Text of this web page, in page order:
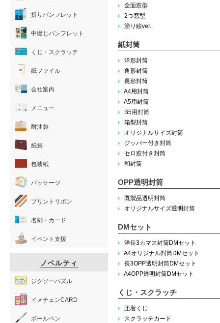
全面窓型
2つ窓型
塗り絵ver.
紙封筒
洋形封筒
角形封筒
長形封筒
A4用封筒
A5用封筒
B5用封筒
箱型封筒
オリジナルサイズ封筒
ジッパー付き封筒
セロ窓付き封筒
和封筒
OPP透明封筒
既製品透明封筒
オリジナルサイズ透明封筒
DMセット
洋長3カマス封筒DMセット
A4オリジナル封筒DMセット
長3OPP透明封筒DMセット
A4OPP透明封筒DMセット
くじ・スクラッチ
圧着くじ
スクラッチカード
折りパンフレット
中綴じパンフレット
くじ・スクラッチ
紙ファイル
会社案内
メニュー
耐油袋
紙袋
包装紙
パッケージ
プリントリボン
名刺・カード
イベント支援
ノベルティ
ジグソーパズル
イメチェンCARD
ボールペン